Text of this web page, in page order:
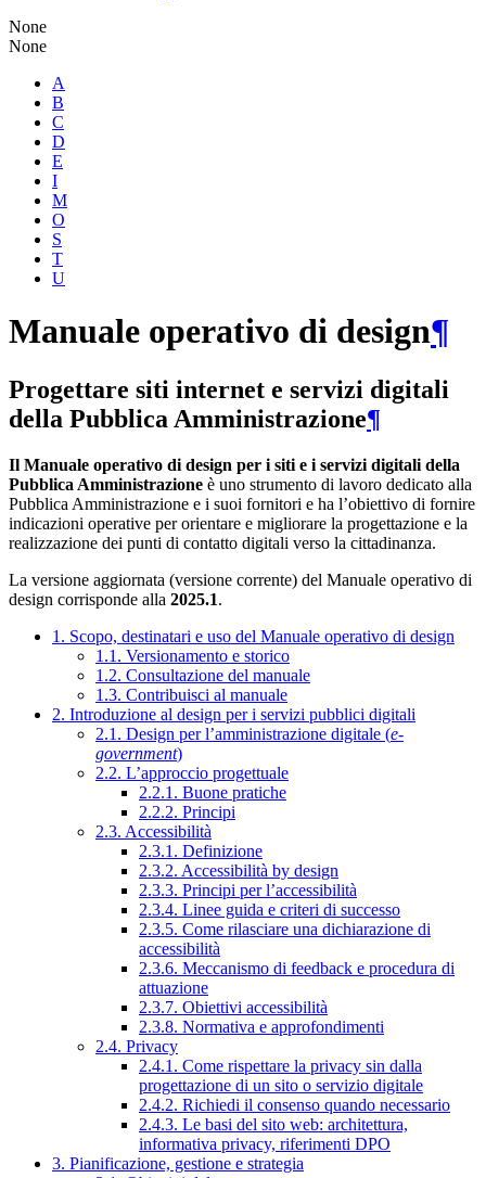
None
None
A
B
C
D
E
I
M
O
S
T
U
Manuale operativo di design¶
Progettare siti internet e servizi digitali
della Pubblica Amministrazione¶
Il Manuale operativo di design per i siti e i servizi digitali della
Pubblica Amministrazione è uno strumento di lavoro dedicato alla
Pubblica Amministrazione e i suoi fornitori e ha l’obiettivo di fornire
indicazioni operative per orientare e migliorare la progettazione e la
realizzazione dei punti di contatto digitali verso la cittadinanza.
La versione aggiornata (versione corrente) del Manuale operativo di
design corrisponde alla 2025.1.
1. Scopo, destinatari e uso del Manuale operativo di design
1.1. Versionamento e storico
1.2. Consultazione del manuale
1.3. Contribuisci al manuale
2. Introduzione al design per i servizi pubblici digitali
2.1. Design per l’amministrazione digitale (e-
government)
2.2. L’approccio progettuale
2.2.1. Buone pratiche
2.2.2. Principi
2.3. Accessibilità
2.3.1. Definizione
2.3.2. Accessibilità by design
2.3.3. Principi per l’accessibilità
2.3.4. Linee guida e criteri di successo
2.3.5. Come rilasciare una dichiarazione di
accessibilità
2.3.6. Meccanismo di feedback e procedura di
attuazione
2.3.7. Obiettivi accessibilità
2.3.8. Normativa e approfondimenti
2.4. Privacy
2.4.1. Come rispettare la privacy sin dalla
progettazione di un sito o servizio digitale
2.4.2. Richiedi il consenso quando necessario
2.4.3. Le basi del sito web: architettura,
informativa privacy, riferimenti DPO
3. Pianificazione, gestione e strategia